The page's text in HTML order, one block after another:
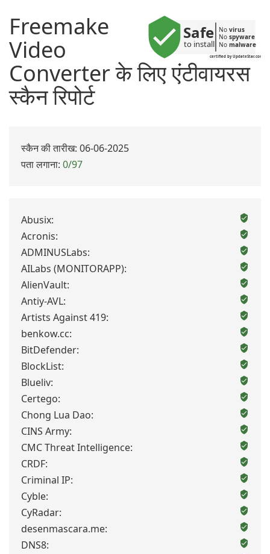
certified by UpdateStar.com
Safe
to install
No virus
No spyware
No malware
Freemake
Video
Converter के लिए एंटीवायरस
स्कैन रिपोर्ट
स्कैन की तारीख: 06-06-2025
पता लगाना: 0/97
Abusix:
Acronis:
ADMINUSLabs:
AILabs (MONITORAPP):
AlienVault:
Antiy-AVL:
Artists Against 419:
benkow.cc:
BitDefender:
BlockList:
Blueliv:
Certego:
Chong Lua Dao:
CINS Army:
CMC Threat Intelligence:
CRDF:
Criminal IP:
Cyble:
CyRadar:
desenmascara.me:
DNS8: